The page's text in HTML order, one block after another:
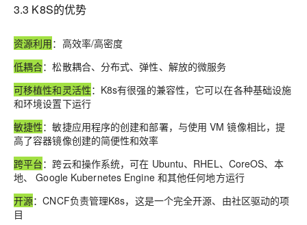
3.3 K8S的优势
资源利用：高效率/高密度
低耦合：松散耦合、分布式、弹性、解放的微服务
可移植性和灵活性：K8s有很强的兼容性，它可以在各种基础设施
和环境设置下运行
敏捷性：敏捷应用程序的创建和部署，与使用 VM 镜像相比，提
高了容器镜像创建的简便性和效率
跨平台：跨云和操作系统，可在 Ubuntu、RHEL、CoreOS、本
地、 Google Kubernetes Engine 和其他任何地方运行
开源：CNCF负责管理K8s，这是一个完全开源、由社区驱动的项
目